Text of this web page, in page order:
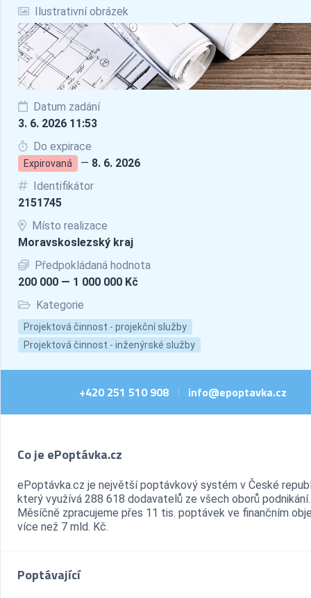
Ilustrativní obrázek
Datum zadání
3. 6. 2026 11:53
Do expirace
Expirovaná — 8. 6. 2026
Identifikátor
2151745
Místo realizace
Moravskoslezský kraj
Předpokládaná hodnota
200 000 — 1 000 000 Kč
Kategorie
Projektová činnost - projekční služby
Projektová činnost - inženýrské služby
+420 251 510 908 | info@epoptavka.cz
Co je ePoptávka.cz
ePoptávka.cz je největší poptávkový systém v České
který využívá 288 618 dodavatelů ze všech oborů podnikání.
Měsíčně zpracujeme přes 11 tis. poptávek ve finančním
více než 7 mld. Kč.
Poptávající